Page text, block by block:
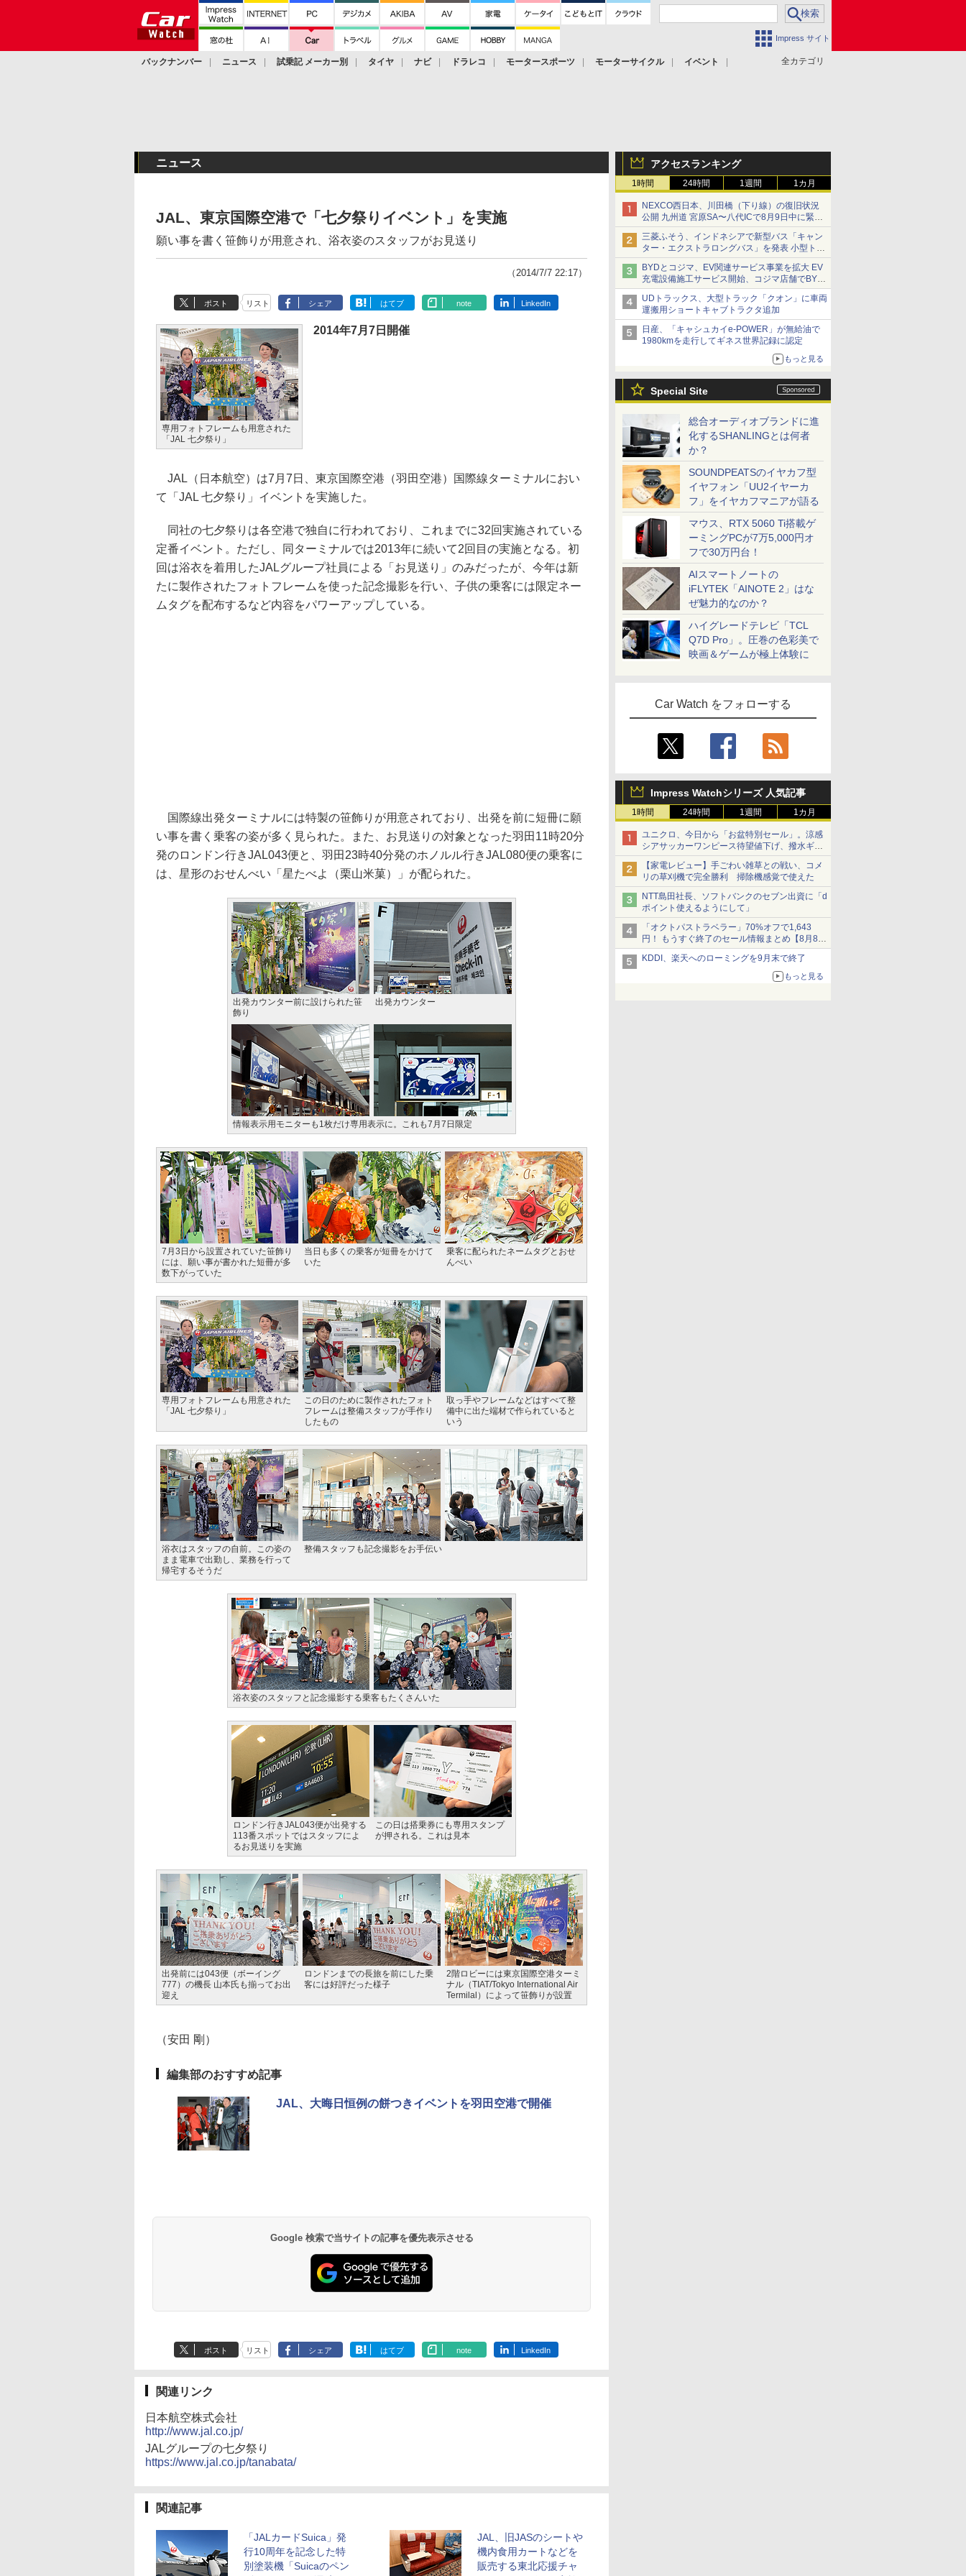
Impress サイト
全カテゴリ
バックナンバー ニュース 試乗記 メーカー別 タイヤ ナビ ドラレコ モータースポーツ モーターサイクル
イベント
アクセスランキング
1時間 24時間 1週間 1カ月
NEXCO西日本、川田橋（下り線）の復旧状況
公開 九州道 宮原SA〜八代ICで8月9日中に緊急
車両を通行可能に
三菱ふそう、インドネシアで新型バス「キャン
ター・エクストラロングバス」を発表 小型トラ
ックベースの観光・旅客輸送向けバス
BYDとコジマ、EV関連サービス事業を拡大 EV
充電設備施工サービス開始、コジマ店舗でBYD
車の展示・試乗イベントを強化
UDトラックス、大型トラック「クオン」に車両
運搬用ショートキャブトラクタ追加
日産、「キャシュカイe-POWER」が無給油で
1980kmを走行してギネス世界記録に認定
もっと見る
Special Site
総合オーディオブランドに進
化するSHANLINGとは何者
か？
SOUNDPEATSのイヤカフ型
イヤフォン「UU2イヤーカ
フ」をイヤカフマニアが語る
マウス、RTX 5060 Ti搭載ゲ
ーミングPCが7万5,000円オ
フで30万円台！
AIスマートノートの
iFLYTEK「AINOTE 2」はな
ぜ魅力的なのか？
ハイグレードテレビ「TCL
Q7D Pro」。圧巻の色彩美で
映画＆ゲームが極上体験に
Car Watch をフォローする
Impress Watchシリーズ 人気記事
1時間 24時間 1週間 1カ月
ユニクロ、今日から「お盆特別セール」。涼感
シアサッカーワンピース待望値下げ、撥水ギア
ショーツは1990円に
【家電レビュー】手ごわい雑草との戦い、コメ
リの草刈機で完全勝利 掃除機感覚で使えた
NTT島田社長、ソフトバンクのセブン出資に「d
ポイント使えるようにして」
「オクトパストラベラー」70%オフで1,643
円！ もうすぐ終了のセール情報まとめ【8月8日
更新】
ニンテンドーeショップでは「大神 絶景版」が
KDDI、楽天へのローミングを9月末で終了
もっと見る
ニュース
JAL、東京国際空港で「七夕祭りイベント」を実施
願い事を書く笹飾りが用意され、浴衣姿のスタッフがお見送り
（2014/7/7 22:17）
ポスト リスト シェア はてブ note LinkedIn
専用フォトフレームも用意された
「JAL 七夕祭り」
2014年7月7日開催
JAL（日本航空）は7月7日、東京国際空港（羽田空港）国際線ターミナルにおい
て「JAL 七夕祭り」イベントを実施した。
同社の七夕祭りは各空港で独自に行われており、これまでに32回実施されている
定番イベント。ただし、同ターミナルでは2013年に続いて2回目の実施となる。初
回は浴衣を着用したJALグループ社員による「お見送り」のみだったが、今年は新
たに製作されたフォトフレームを使った記念撮影を行い、子供の乗客には限定ネー
ムタグを配布するなど内容をパワーアップしている。
国際線出発ターミナルには特製の笹飾りが用意されており、出発を前に短冊に願
い事を書く乗客の姿が多く見られた。また、お見送りの対象となった羽田11時20分
発のロンドン行きJAL043便と、羽田23時40分発のホノルル行きJAL080便の乗客に
は、星形のおせんべい「星たべよ（栗山米菓）」が配られた。
出発カウンター前に設けられた笹
飾り
出発カウンター
情報表示用モニターも1枚だけ専用表示に。これも7月7日限定
7月3日から設置されていた笹飾り
には、願い事が書かれた短冊が多
数下がっていた
当日も多くの乗客が短冊をかけて
いた
乗客に配られたネームタグとおせ
んべい
専用フォトフレームも用意された
「JAL 七夕祭り」
この日のために製作されたフォト
フレームは整備スタッフが手作り
したもの
取っ手やフレームなどはすべて整
備中に出た端材で作られていると
いう
浴衣はスタッフの自前。この姿の
まま電車で出勤し、業務を行って
帰宅するそうだ
整備スタッフも記念撮影をお手伝い
浴衣姿のスタッフと記念撮影する乗客もたくさんいた
ロンドン行きJAL043便が出発する
113番スポットではスタッフによ
るお見送りを実施
この日は搭乗券にも専用スタンプ
が押される。これは見本
出発前には043便（ボーイング
777）の機長 山本氏も揃ってお出
迎え
ロンドンまでの長旅を前にした乗
客には好評だった様子
2階ロビーには東京国際空港ターミ
ナル（TIAT/Tokyo International Air
Termilal）によって笹飾りが設置
（安田 剛）
編集部のおすすめ記事
JAL、大晦日恒例の餅つきイベントを羽田空港で開催
Google 検索で当サイトの記事を優先表示させる
ポスト リスト シェア はてブ note LinkedIn
関連リンク
日本航空株式会社
http://www.jal.co.jp/
JALグループの七夕祭り
https://www.jal.co.jp/tanabata/
関連記事
「JALカードSuica」発
行10周年を記念した特
別塗装機「Suicaのペン
JAL、旧JASのシートや
機内食用カートなどを
販売する東北応援チャ